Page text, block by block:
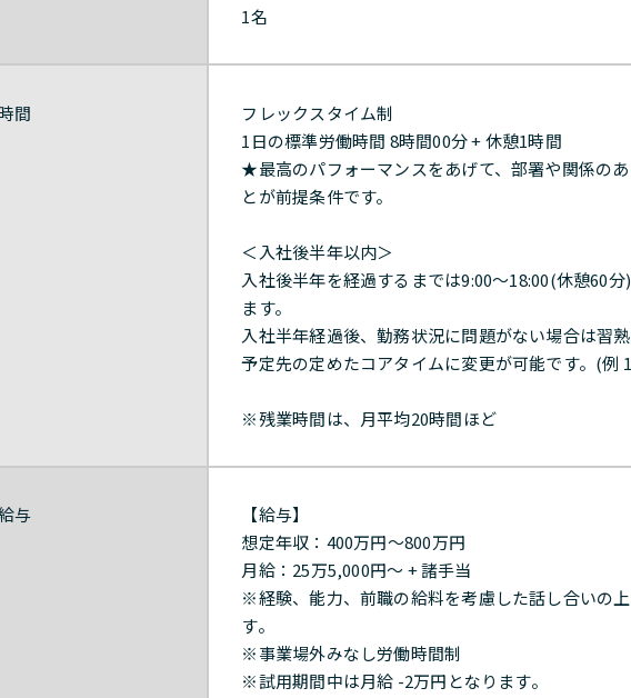
1名
間
フレックスタイム制
1日の標準労働時間 8時間00分 + 休憩1時間
★最高のパフォーマンスをあげて、部署や関係の
とが前提条件です。
＜入社後半年以内＞
入社後半年を経過するまでは9:00〜18:00(休憩60
ます。
入社半年経過後、勤務状況に問題がない場合は習
予定先の定めたコアタイムに変更が可能です。(例
※残業時間は、月平均20時間ほど
与
【給与】
想定年収：400万円～800万円
月給：25万5,000円～ + 諸手当
※経験、能力、前職の給料を考慮した話し合いの
す。
※事業場外みなし労働時間制
※試用期間中は月給 -2万円となります。